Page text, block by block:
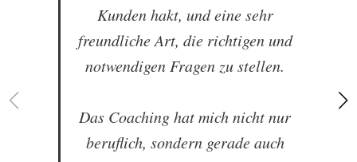
Kunden hakt, und eine sehr
freundliche Art, die richtigen und
notwendigen Fragen zu stellen.
Das Coaching hat mich nicht nur
beruflich, sondern gerade auch